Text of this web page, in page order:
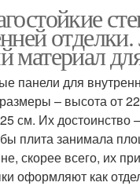
материал
панели для
– высота от
см. Их достоинство
плита занимала
скорее всего, их
оформляют как